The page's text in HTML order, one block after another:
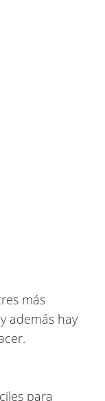
más
además hay
para